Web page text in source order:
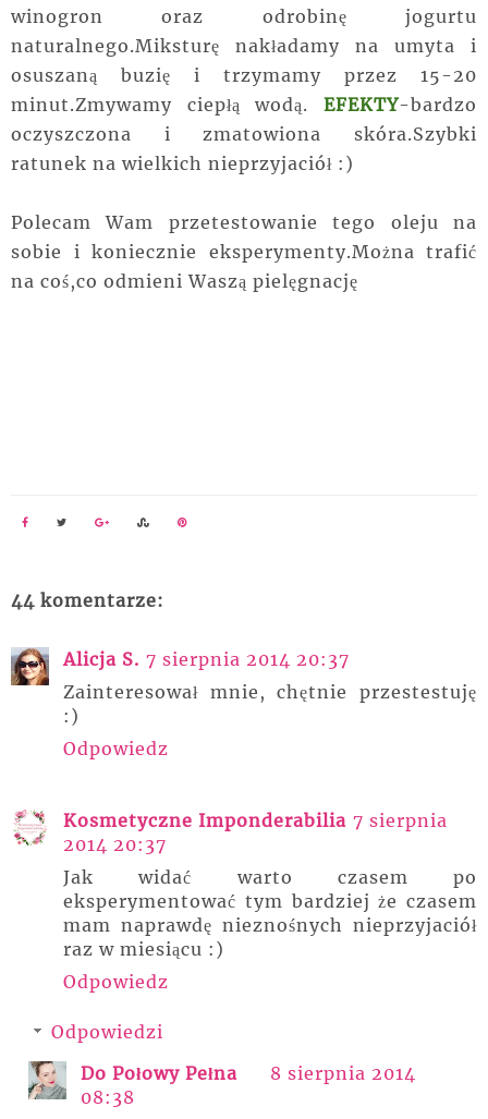
winogron oraz odrobinę jogurtu
naturalnego.Miksturę nakładamy na umyta i
osuszaną buzię i trzymamy przez 15-20
minut.Zmywamy ciepłą wodą. EFEKTY-bardzo
oczyszczona i zmatowiona skóra.Szybki
ratunek na wielkich nieprzyjaciół :)
Polecam Wam przetestowanie tego oleju na
sobie i koniecznie eksperymenty.Można trafić
na coś,co odmieni Waszą pielęgnację
44 komentarze:
Alicja S. 7 sierpnia 2014 20:37
Zainteresował mnie, chętnie przestestuję
:)
Odpowiedz
Kosmetyczne Imponderabilia 7 sierpnia
2014 20:37
Jak widać warto czasem po
eksperymentować tym bardziej że czasem
mam naprawdę nieznośnych nieprzyjaciół
raz w miesiącu :)
Odpowiedz
Odpowiedzi
Do Połowy Pełna
8 sierpnia 2014
08:38